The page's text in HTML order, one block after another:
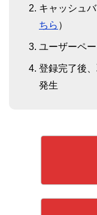
キャッシュ
ちら ）
ユーザーペ
登録完了後
発生